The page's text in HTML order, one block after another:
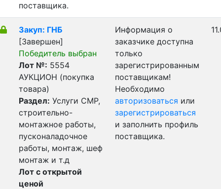
поставщика.
Закуп: ГНБ
[Завершен]
Победитель выбран
Лот №: 5554
АУКЦИОН (покупка
товара)
Раздел: Услуги СМР,
строительно-
монтажное работы,
пусконаладочное
работы, монтаж, шеф
монтаж и т.д
Лот с открытой
ценой
Информация о
заказчике доступна
только
зарегистрированным
поставщикам!
Необходимо
авторизоваться или
зарегистрироваться
и заполнить профиль
поставщика.